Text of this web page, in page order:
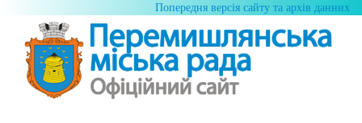
Попередня версія сайту та архів данних